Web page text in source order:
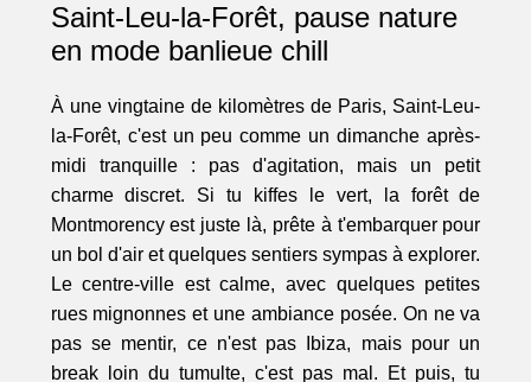
Saint-Leu-la-Forêt, pause nature
en mode banlieue chill
À une vingtaine de kilomètres de Paris, Saint-Leu-
la-Forêt, c'est un peu comme un dimanche après-
midi tranquille : pas d'agitation, mais un petit
charme discret. Si tu kiffes le vert, la forêt de
Montmorency est juste là, prête à t'embarquer pour
un bol d'air et quelques sentiers sympas à explorer.
Le centre-ville est calme, avec quelques petites
rues mignonnes et une ambiance posée. On ne va
pas se mentir, ce n'est pas Ibiza, mais pour un
break loin du tumulte, c'est pas mal. Et puis, tu